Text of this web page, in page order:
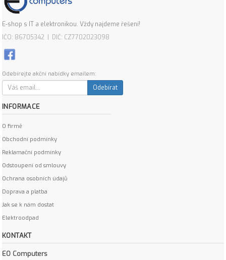
E-shop s IT a elektronikou. Vždy najdeme řešení!
IČO: 86705342 | DIČ: CZ7702023098
Odebírejte akční nabídky emailem:
Odebírat
INFORMACE
O firmě
Obchodní podmínky
Reklamační podmínky
Odstoupení od smlouvy
Ochrana osobních údajů
Doprava a platba
Jak se k nám dostat
Elektroodpad
KONTAKT
EO Computers